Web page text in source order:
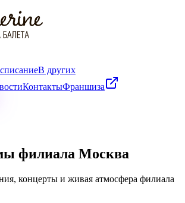
В других
КонтактыФраншиза
филиала Москва
концерты и живая атмосфера филиала